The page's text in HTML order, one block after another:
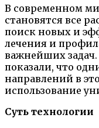
В современном
становятся все
поиск новых и
лечения и
важнейших
показали, что
направлений в
использование
Суть технологии